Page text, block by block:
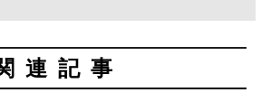
連記事